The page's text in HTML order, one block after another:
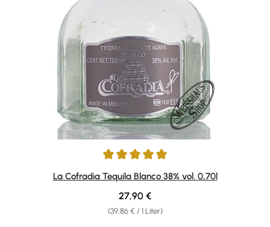
Durchschnittliche Bewertung von 5 von 5 Sternen
La Cofradia Tequila Blanco 38% vol. 0,70l
(39,86 € / 1 Liter)
Regulärer Preis:
27,90 €